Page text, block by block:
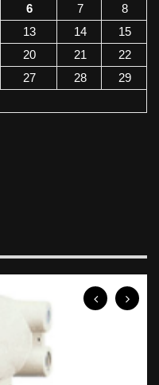
6 7
8
13 14
15
20 21
22
27 28
29